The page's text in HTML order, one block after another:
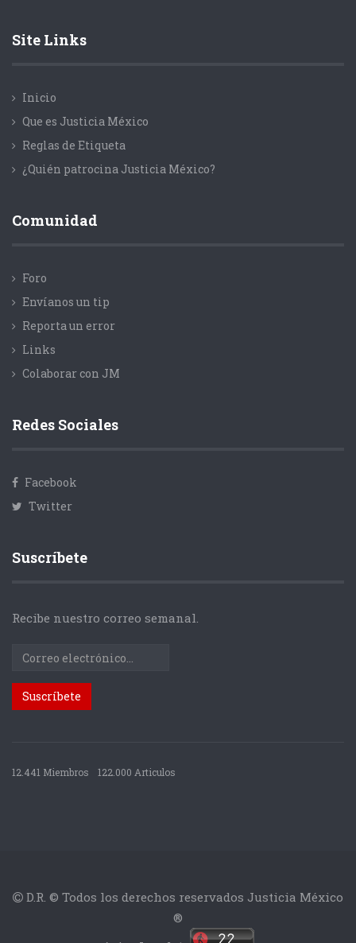
Site Links
Inicio
Que es Justicia México
Reglas de Etiqueta
¿Quién patrocina Justicia México?
Comunidad
Foro
Envíanos un tip
Reporta un error
Links
Colaborar con JM
Redes Sociales
Facebook
Twitter
Suscríbete
Recibe nuestro correo semanal.
12.441 Miembros 122.000 Articulos
D.R. © Todos los derechos reservados Justicia México
®